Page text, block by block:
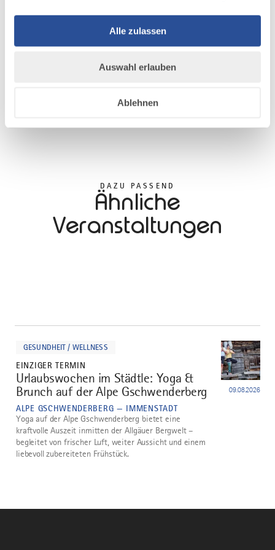
Alle zulassen
Auswahl erlauben
Ablehnen
Autofreie Anreise
DAZU PASSEND
Ähnliche
Veranstaltungen
GESUNDHEIT / WELLNESS
EINZIGER TERMIN
1
Urlaubswochen im Städtle: Yoga &
Brunch auf der Alpe Gschwenderberg
ALPE GSCHWENDERBERG — IMMENSTADT
09.08.2026
Yoga auf der Alpe Gschwenderberg bietet eine
kraftvolle Auszeit inmitten der Allgäuer Bergwelt –
begleitet von frischer Luft, weiter Aussicht und einem
liebevoll zubereiteten Frühstück.